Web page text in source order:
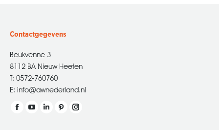
Contactgegevens
Beukvenne 3
8112 BA Nieuw Heeten
T: 0572-760760
E: info@awnederland.nl
Vind ons op: